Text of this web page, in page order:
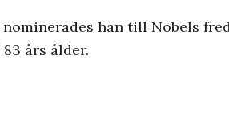
han till Nobels
års ålder.